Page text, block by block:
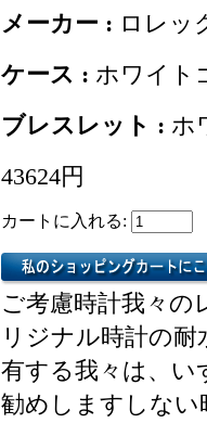
メーカー : ロレッ
ケース : ホワイト
ブレスレット : ホ
43624円
カートに入れる:
ご考慮時計我々
リジナル時計の
有する我々は、い
勧めしますしない